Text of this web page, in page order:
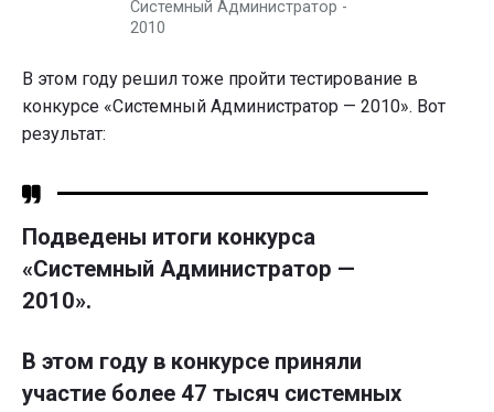
Системный Администратор -
2010
В этом году решил тоже пройти тестирование в
конкурсе «Системный Администратор — 2010». Вот
результат:
Подведены итоги конкурса
«Системный Администратор —
2010».
В этом году в конкурсе приняли
участие более 47 тысяч системных